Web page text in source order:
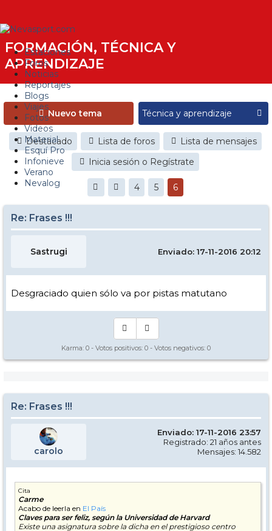
Estaciones
Foros
Noticias
Reportajes
Blogs
Viajes
Fotos
Videos
Material
Esquí Pro
Infonieve
Verano
Nevalog
FORMACIÓN, TÉCNICA Y
APRENDIZAJE
Nuevo tema
Destacado Lista de foros
Lista de mensajes
Inicia sesión o Regístrate
4 5 6
Re: Frases !!!
Sastrugi Enviado: 17-11-2016 20:12
Desgraciado quien sólo va por pistas matutano
Karma: 0 - Votos positivos: 0 - Votos negativos: 0
Re: Frases !!!
carolo
Enviado: 17-11-2016 23:57
Registrado: 21 años antes
Mensajes: 14.582
Cita
Carme
Acabo de leerla en El País
Claves para ser feliz, según la Universidad de Harvard
Existe una asignatura sobre la dicha en el prestigioso centro